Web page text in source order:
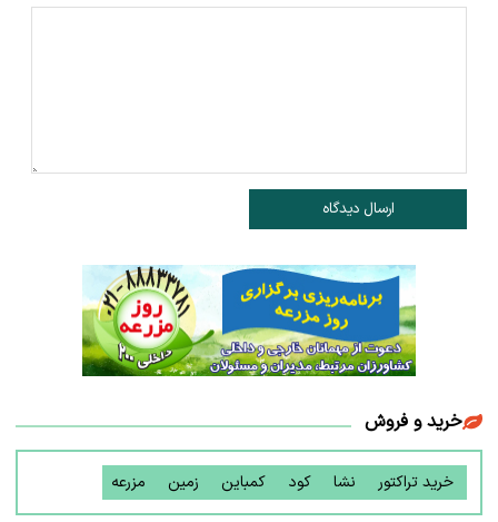
ارسال دیدگاه
خرید و فروش
خرید تراکتور نشا کود کمباین زمین مزرعه